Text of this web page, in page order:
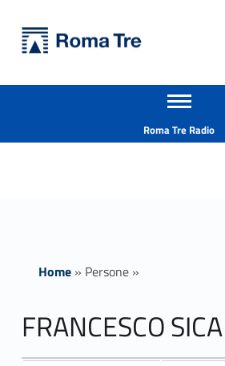
FRANCESCO SICA insegnamenti - Università Roma Tre
Apri il menu secondario
Roma Tre Radio
Home» Persone»
FRANCESCO SICA